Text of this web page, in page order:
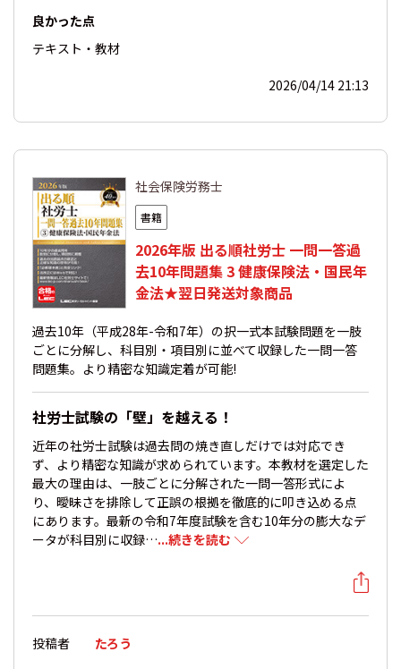
良かった点
テキスト・教材
2026/04/14 21:13
社会保険労務士
書籍
2026年版 出る順社労士 一問一答過
去10年問題集 3 健康保険法・国民年
金法★翌日発送対象商品
過去10年（平成28年-令和7年）の択一式本試験問題を一肢
ごとに分解し、科目別・項目別に並べて収録した一問一答
問題集。より精密な知識定着が可能!
社労士試験の「壁」を越える！
近年の社労士試験は過去問の焼き直しだけでは対応でき
ず、より精密な知識が求められています。本教材を選定した
最大の理由は、一肢ごとに分解された一問一答形式によ
り、曖昧さを排除して正誤の根拠を徹底的に叩き込める点
にあります。最新の令和7年度試験を含む10年分の膨大なデ
ータが科目別に収録…...続きを読む
投稿者 たろう